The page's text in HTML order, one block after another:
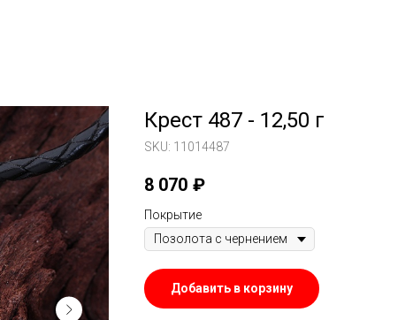
Крест 487 - 12,50 г
SKU: 11014487
8 070 ₽
Покрытие
Добавить в корзину